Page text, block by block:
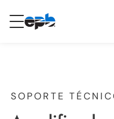
Internet
principal
SOPORTE